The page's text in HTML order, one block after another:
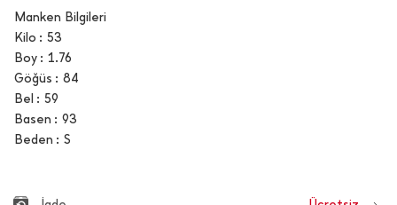
Manken Bilgileri
Kilo
53
Boy
1.76
Göğüs
84
Bel
59
Basen
93
Beden
S